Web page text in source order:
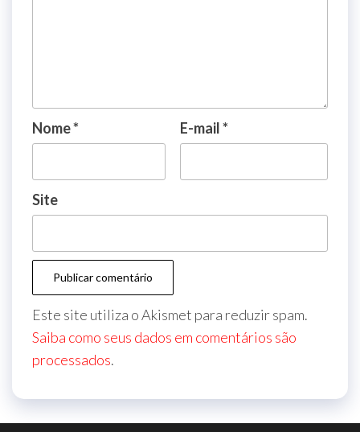
Nome* E-mail*
Site
Este site utiliza o Akismet para reduzir spam.
Saiba como seus dados em comentários são
processados.